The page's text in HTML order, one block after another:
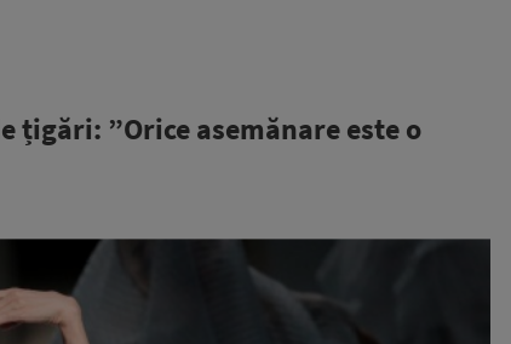
țigări: ”Orice asemănare este o